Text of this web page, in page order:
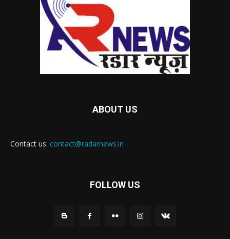
ABOUT US
Contact us: contact@radarnews.in
FOLLOW US